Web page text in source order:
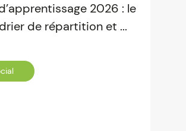
2026 : le
de répartition et ...